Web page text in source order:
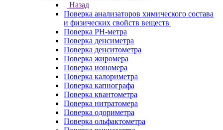
Назад
Поверка анализаторов химического состава
и физических свойств веществ
Поверка PH-метра
Поверка денсиметра
Поверка денситометра
Поверка жиромера
Поверка иономера
Поверка калориметра
Поверка капнографа
Поверка квантометра
Поверка нитратомера
Поверка одориметра
Поверка ольфактометра